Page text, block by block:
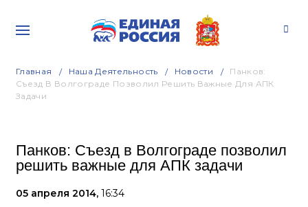
Главная Наша Деятельность Новости
Панков:
Съезд В Волгограде Позволил Решить Важные Для АПК
Задачи
Панков: Съезд в Волгограде позволил
решить важные для АПК задачи
05 апреля 2014, 16:34